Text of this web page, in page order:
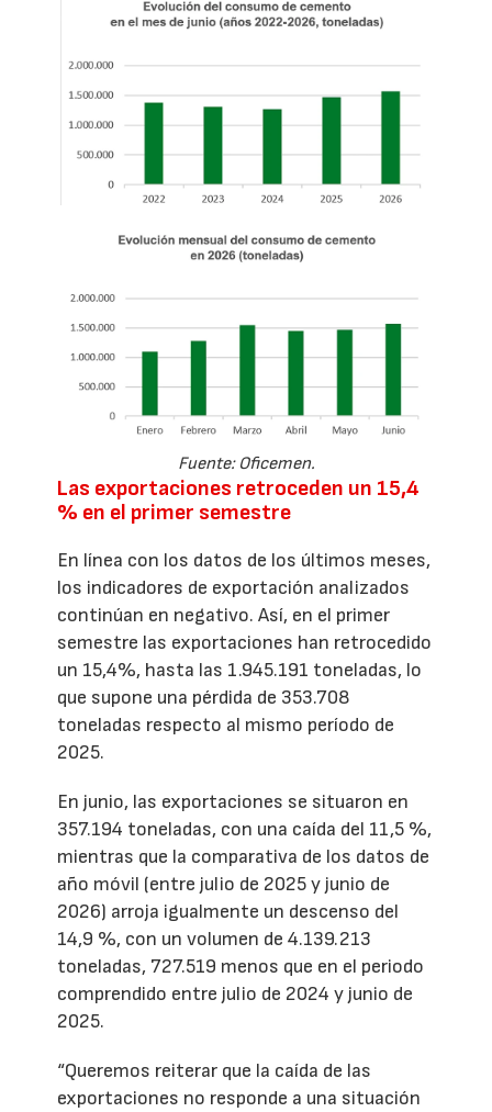
Fuente: Oficemen.
Las exportaciones retroceden un 15,4
% en el primer semestre
En línea con los datos de los últimos meses,
los indicadores de exportación analizados
continúan en negativo. Así, en el primer
semestre las exportaciones han retrocedido
un 15,4%, hasta las 1.945.191 toneladas, lo
que supone una pérdida de 353.708
toneladas respecto al mismo período de
2025.
En junio, las exportaciones se situaron en
357.194 toneladas, con una caída del 11,5 %,
mientras que la comparativa de los datos de
año móvil (entre julio de 2025 y junio de
2026) arroja igualmente un descenso del
14,9 %, con un volumen de 4.139.213
toneladas, 727.519 menos que en el periodo
comprendido entre julio de 2024 y junio de
2025.
“Queremos reiterar que la caída de las
exportaciones no responde a una situación